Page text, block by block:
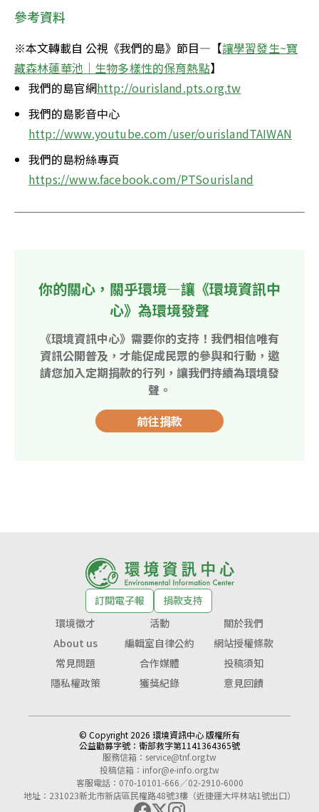
參考資料
※本文轉載自 公視《我們的島》節目—【讓學習發生~寶
藏森林蓮華池｜生物多樣性的保育熱點】
我們的島官網http://ourisland.pts.org.tw
我們的島影音中心
http://www.youtube.com/user/ourislandTAIWAN
我們的島粉絲專頁
https://www.facebook.com/PTSourisland
你的關心，關乎環境—讓《環境資訊中
心》為環境發聲
《環境資訊中心》需要你的支持！我們相信唯有
資訊公開普及，才能促成民眾的參與和行動，邀
請您加入定期捐款的行列，讓我們持續為環境發
聲。
前往捐款
訂閱電子報
捐款支持
環境徵才
活動
關於我們
About us
編輯室自律公約
網站授權條款
常見問題
合作媒體
投稿須知
隱私權政策
獲獎紀錄 意見回饋
© Copyright 2026 環境資訊中心 版權所有
公益勸募字號： 衛部救字第1141364365號
服務信箱： service@tnf.org.tw
投稿信箱： infor@e-info.org.tw
客服電話：070-10101-666／02-2910-6000
地址：231023新北市新店區民權路48號3樓（近捷運大坪林站1號出口）